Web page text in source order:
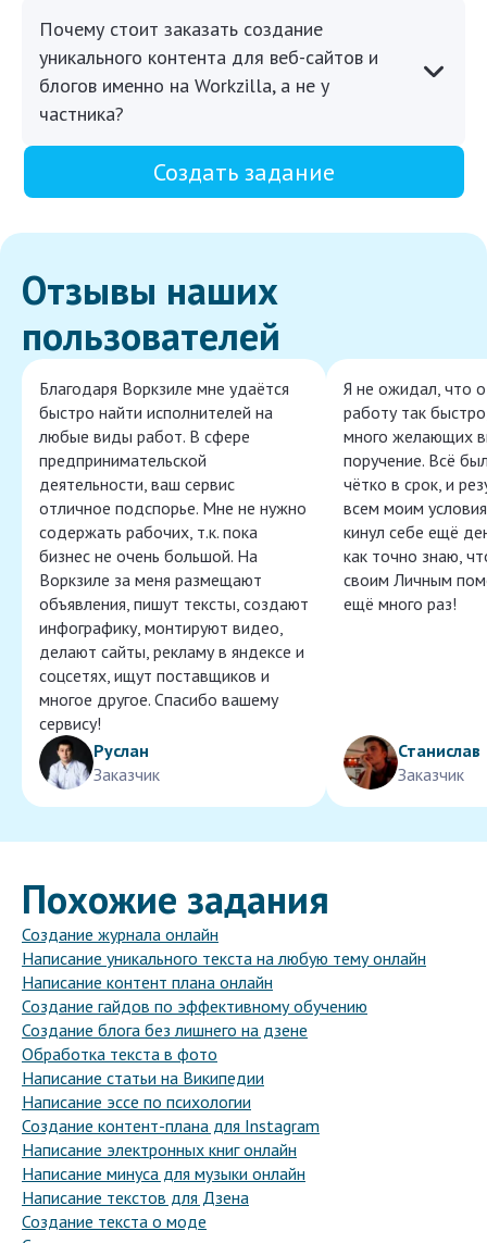
Почему стоит заказать создание
уникального контента для веб-сайтов и
блогов именно на Workzilla, а не у
частника?
Создать задание
Отзывы наших
пользователей
Благодаря Воркзиле мне удаётся
быстро найти исполнителей на
любые виды работ. В сфере
предпринимательской
деятельности, ваш сервис
отличное подспорье. Мне не нужно
содержать рабочих, т.к. пока
бизнес не очень большой. На
Воркзиле за меня размещают
объявления, пишут тексты, создают
инфографику, монтируют видео,
делают сайты, рекламу в яндексе и
соцсетях, ищут поставщиков и
многое другое. Спасибо вашему
сервису!
Руслан
Заказчик
Я не ожидал, что
работу так
много желающих
поручение. Всё
чётко в срок, и
всем моим
кинул себе ещё
как точно знаю,
своим Личным
ещё много раз!
Станислав
Заказчик
Похожие задания
Создание журнала онлайн
Написание уникального текста на любую тему онлайн
Написание контент плана онлайн
Создание гайдов по эффективному обучению
Создание блога без лишнего на дзене
Обработка текста в фото
Написание статьи на Википедии
Написание эссе по психологии
Создание контент-плана для Instagram
Написание электронных книг онлайн
Написание минуса для музыки онлайн
Написание текстов для Дзена
Создание текста о моде